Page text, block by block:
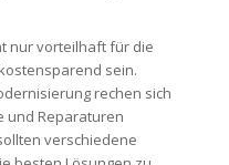
nur vorteilhaft für die
sein.
rechen sich
und Reparaturen
verschiedene